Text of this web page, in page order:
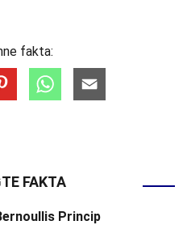
fakta:
FAKTA
Princip